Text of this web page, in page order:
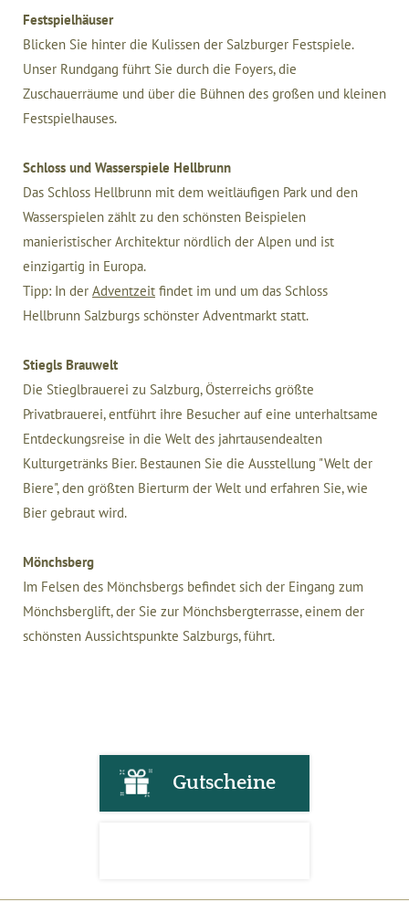
Festspielhäuser
Blicken Sie hinter die Kulissen der Salzburger Festspiele.
Unser Rundgang führt Sie durch die Foyers, die
Zuschauerräume und über die Bühnen des großen und kleinen
Festspielhauses.
Schloss und Wasserspiele Hellbrunn
Das Schloss Hellbrunn mit dem weitläufigen Park und den
Wasserspielen zählt zu den schönsten Beispielen
manieristischer Architektur nördlich der Alpen und ist
einzigartig in Europa.
Tipp: In der Adventzeit findet im und um das Schloss
Hellbrunn Salzburgs schönster Adventmarkt statt.
Stiegls Brauwelt
Die Stieglbrauerei zu Salzburg, Österreichs größte
Privatbrauerei, entführt ihre Besucher auf eine unterhaltsame
Entdeckungsreise in die Welt des jahrtausendealten
Kulturgetränks Bier. Bestaunen Sie die Ausstellung "Welt der
Biere", den größten Bierturm der Welt und erfahren Sie, wie
Bier gebraut wird.
Mönchsberg
Im Felsen des Mönchsbergs befindet sich der Eingang zum
Mönchsberglift, der Sie zur Mönchsbergterrasse, einem der
schönsten Aussichtspunkte Salzburgs, führt.
Gutscheine